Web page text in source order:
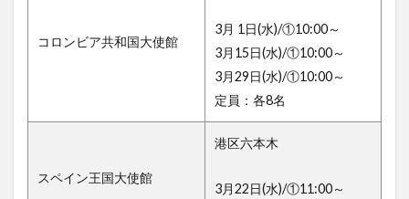
コロンビア共和国大使館
3月 1日(水)/①10:00～
3月15日(水)/①10:00～
3月29日(水)/①10:00～
定員：各8名
スペイン王国大使館
港区六本木
3月22日(水)/①11:00～